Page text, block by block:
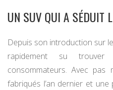
UN SUV QUI A SÉDUIT
Depuis son introduction sur
rapidement su
consommateurs. Avec pas
fabriqués l’an dernier et